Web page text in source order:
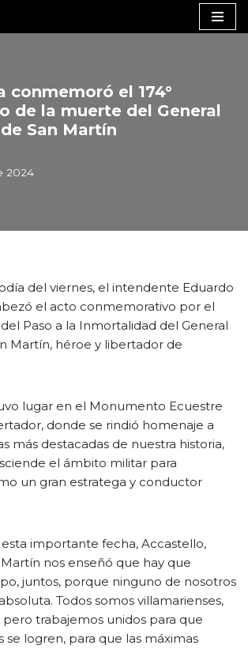
conmemoró el 174°
de la muerte del General
San Martín
2024
del viernes, el intendente Eduardo
el acto conmemorativo por el
del Paso a la Inmortalidad del General
Martín, héroe y libertador de
lugar en el Monumento Ecuestre
donde se rindió homenaje a
más destacadas de nuestra historia,
el ámbito militar para
un gran estratega y conductor
importante fecha, Accastello,
Martín nos enseñó que hay que
juntos, porque ninguno de nosotros
Todos somos villamarienses,
pero trabajemos unidos para que
se logren, para que las máximas